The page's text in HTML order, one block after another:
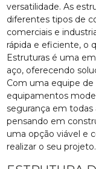
versatilidade. As
diferentes tipos de
comerciais e
rápida e eficiente, o
Estruturas é uma
aço, oferecendo
Com uma equipe de
equipamentos
segurança em todas
pensando em
uma opção viável e
realizar o seu projeto.